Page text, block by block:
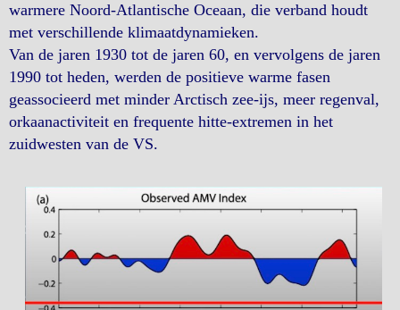
warmere Noord-Atlantische Oceaan, die verband houdt
met verschillende klimaatdynamieken.
Van de jaren 1930 tot de jaren 60, en vervolgens de jaren
1990 tot heden, werden de positieve warme fasen
geassocieerd met minder Arctisch zee-ijs, meer regenval,
orkaanactiviteit en frequente hitte-extremen in het
zuidwesten van de VS.